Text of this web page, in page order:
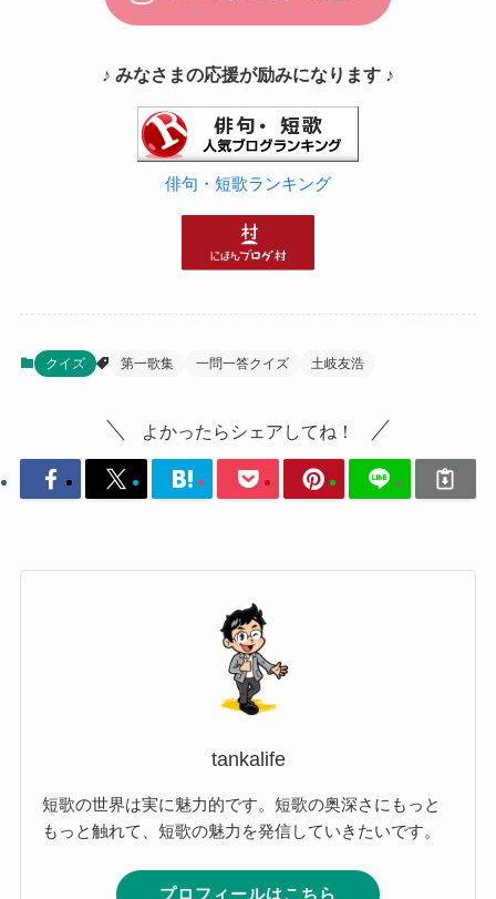
♪ みなさまの応援が励みになります ♪
俳句・短歌ランキング
クイズ 第一歌集 一問一答クイズ 土岐友浩
よかったらシェアしてね！
tankalife
短歌の世界は実に魅力的です。短歌の奥深さにもっと
もっと触れて、短歌の魅力を発信していきたいです。
プロフィールはこちら